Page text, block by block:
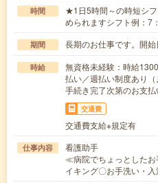
時間
★1日5時間～の時短シ
められますシフト例：
期間 長期のお仕事です。開
時給
無資格未経験：時給
払い／週払い制度あり
手続き完了次第のお支払
交通費
交通費支給※規定有
仕事内容
看護助手
≪病院でちょっとした
イキング〇お手洗い・